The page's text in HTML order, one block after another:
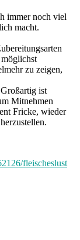
immer noch viel
macht.
zu zeigen,
ist
Mitnehmen
Fricke, wieder
fleischeslust